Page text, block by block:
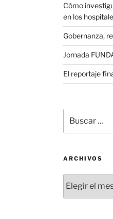
Cómo
en los
Gobernanza,
Jornada
El reportaje
por:
ARCHIVOS